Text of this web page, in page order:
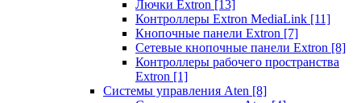
Лючки Extron [13]
Контроллеры Extron MediaLink [11]
Кнопочные панели Extron [7]
Сетевые кнопочные панели Extron [8]
Контроллеры рабочего пространства
Extron [1]
Системы управления Aten [8]